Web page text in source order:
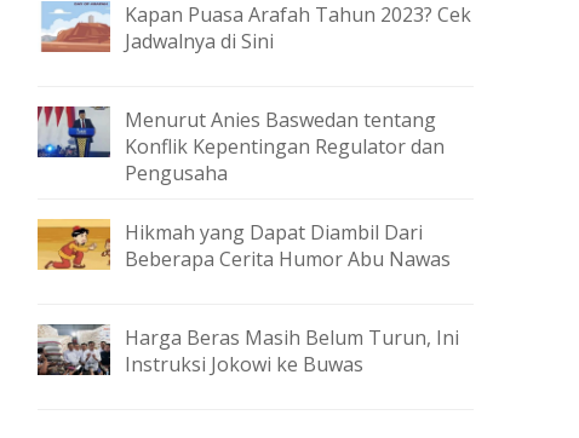
Kapan Puasa Arafah Tahun 2023? Cek
Jadwalnya di Sini
Menurut Anies Baswedan tentang
Konflik Kepentingan Regulator dan
Pengusaha
Hikmah yang Dapat Diambil Dari
Beberapa Cerita Humor Abu Nawas
Harga Beras Masih Belum Turun, Ini
Instruksi Jokowi ke Buwas